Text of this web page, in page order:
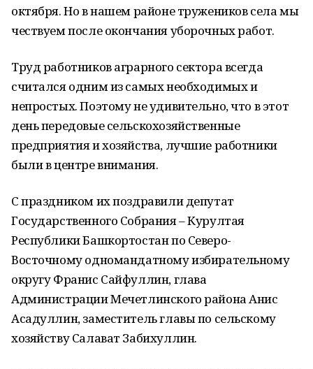
октября. Но в нашем районе тружеников села мы
чествуем после окончания уборочных работ.
Труд работников аграрного сектора всегда
считался одним из самых необходимых и
непростых. Поэтому не удивительно, что в этот
день передовые сельскохозяйственные
предприятия и хозяйства, лучшие работники
были в центре внимания.
С праздником их поздравили депутат
Государственного Собрания – Курултая
Республики Башкортостан по Северо-
Восточному одномандатному избирательному
округу Франис Сайфуллин, глава
Администрации Мечетлинского района Анис
Асадуллин, заместитель главы по сельскому
хозяйству Салават Забихуллин.